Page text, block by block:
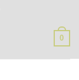
0